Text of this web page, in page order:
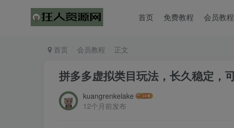
首页 免费教程 会员教程
首页 会员教程 正文
拼多多虚拟类目玩法，长久稳定，
kuangrenkelake
12个月前发布